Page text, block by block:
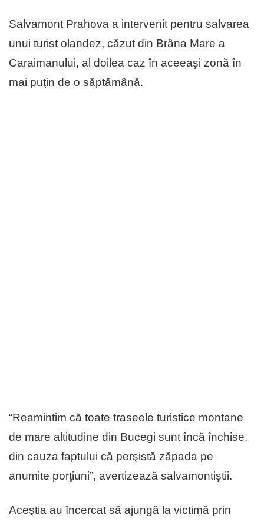
Salvamont Prahova a intervenit pentru salvarea
unui turist olandez, căzut din Brâna Mare a
Caraimanului, al doilea caz în aceeaşi zonă în
mai puţin de o săptămână.
“Reamintim că toate traseele turistice montane
de mare altitudine din Bucegi sunt încă închise,
din cauza faptului că perşistă zăpada pe
anumite porţiuni”, avertizează salvamontiştii.
Aceştia au încercat să ajungă la victimă prin